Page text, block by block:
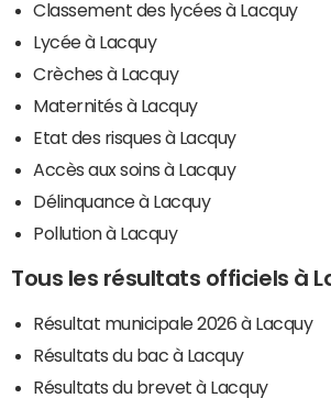
Classement des lycées à Lacquy
Lycée à Lacquy
Crèches à Lacquy
Maternités à Lacquy
Etat des risques à Lacquy
Accès aux soins à Lacquy
Délinquance à Lacquy
Pollution à Lacquy
Tous les résultats officiels à
Résultat municipale 2026 à Lacquy
Résultats du bac à Lacquy
Résultats du brevet à Lacquy